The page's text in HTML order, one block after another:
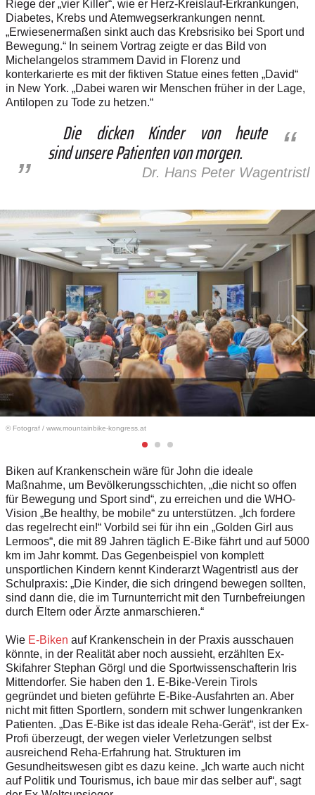
Riege der „vier Killer“, wie er Herz-Kreislauf-Erkrankungen,
Diabetes, Krebs und Atemwegserkrankungen nennt.
„Erwiesenermaßen sinkt auch das Krebsrisiko bei Sport und
Bewegung.“ In seinem Vortrag zeigte er das Bild von
Michelangelos strammem David in Florenz und
konterkarierte es mit der fiktiven Statue eines fetten „David“
in New York. „Dabei waren wir Menschen früher in der Lage,
Antilopen zu Tode zu hetzen.“
Die dicken Kinder von heute
sind unsere Patienten von morgen.
Dr. Hans Peter Wagentristl
© Fotograf / www.mountainbike-kongress.at
Biken auf Krankenschein wäre für John die ideale
Maßnahme, um Bevölkerungsschichten, „die nicht so offen
für Bewegung und Sport sind“, zu erreichen und die WHO-
Vision „Be healthy, be mobile“ zu unterstützen. „Ich fordere
das regelrecht ein!“ Vorbild sei für ihn ein „Golden Girl aus
Lermoos“, die mit 89 Jahren täglich E-Bike fährt und auf 5000
km im Jahr kommt. Das Gegenbeispiel von komplett
unsportlichen Kindern kennt Kinderarzt Wagentristl aus der
Schulpraxis: „Die Kinder, die sich dringend bewegen sollten,
sind dann die, die im Turnunterricht mit den Turnbefreiungen
durch Eltern oder Ärzte anmarschieren.“
Wie E-Biken auf Krankenschein in der Praxis ausschauen
könnte, in der Realität aber noch aussieht, erzählten Ex-
Skifahrer Stephan Görgl und die Sportwissenschafterin Iris
Mittendorfer. Sie haben den 1. E-Bike-Verein Tirols
gegründet und bieten geführte E-Bike-Ausfahrten an. Aber
nicht mit fitten Sportlern, sondern mit schwer lungenkranken
Patienten. „Das E-­Bike ist das ideale Reha-Gerät“, ist der Ex-
Profi überzeugt, der wegen vieler Verletzungen selbst
ausreichend Reha-Erfahrung hat. Strukturen im
Gesundheitswesen gibt es dazu keine. „Ich warte auch nicht
auf Politik und Tourismus, ich baue mir das selber auf“, sagt